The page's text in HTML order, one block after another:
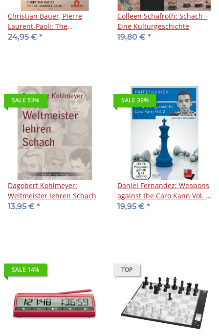
Christian Bauer, Pierre
Laurent-Paoli: The
Modernized Flank Attack
24,95 € *
Colleen Schafroth: Schach -
Eine Kulturgeschichte
19,80 € *
SALE 53%
Dagobert Kohlmeyer:
Weltmeister lehren Schach
13,95 € *
SALE 39%
Daniel Fernandez: Weapons
against the Caro Kann Vol. 2
- DVD
19,95 € *
SALE 14% TOP